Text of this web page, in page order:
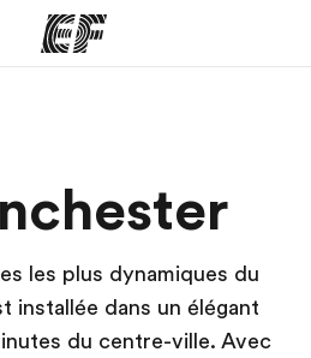
Trouver un bureau
les plus dynamiques du
installée dans un élégant
du centre-ville. Avec